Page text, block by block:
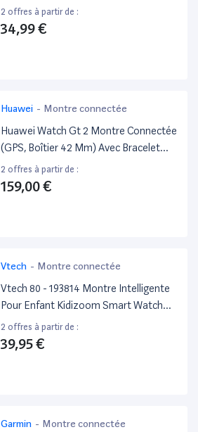
2 offres à partir de :
34,99 €
Huawei - Montre connectée
Huawei Watch Gt 2 Montre Connectée
(GPS, Boîtier 42 Mm) Avec Bracelet
Sport Noir
2 offres à partir de :
159,00 €
Vtech - Montre connectée
Vtech 80 - 193814 Montre Intelligente
Pour Enfant Kidizoom Smart Watch
Dx2 Violet - Version Allemande
2 offres à partir de :
39,95 €
Garmin - Montre connectée